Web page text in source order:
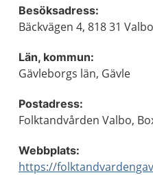
Besöksadress:
Bäckvägen 4, 818 31 Valbo
Län, kommun:
Gävleborgs län, Gävle
Postadress:
Folktandvården Valbo,
Webbplats:
https://